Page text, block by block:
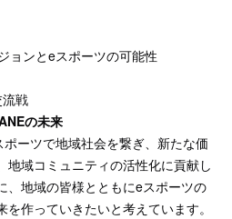
ョンとeスポーツの可能性
戦
の未来
ーツで地域社会を繋ぎ、新たな価
地域コミュニティの活性化に貢献し
、地域の皆様とともにeスポーツの
作っていきたいと考えています。